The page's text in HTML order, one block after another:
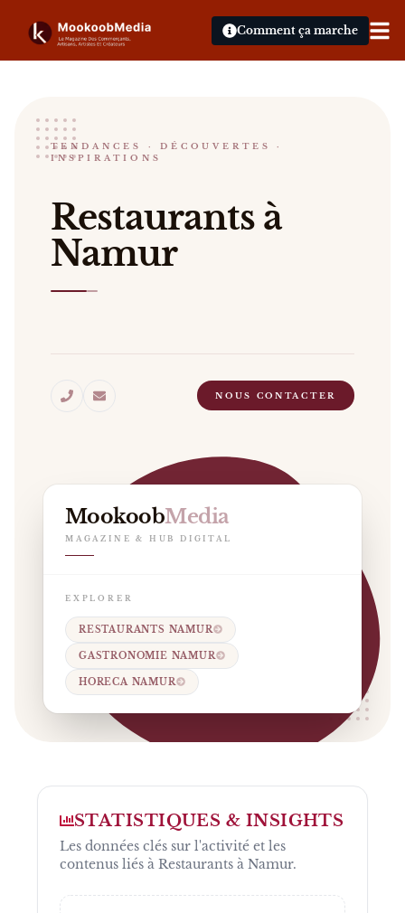
Comment ça marche
Restaurants à Namur
TENDANCES · DÉCOUVERTES ·
INSPIRATIONS
Restaurants à
Namur
NOUS CONTACTER
MookoobMedia
MAGAZINE & HUB DIGITAL
EXPLORER
RESTAURANTS NAMUR
GASTRONOMIE NAMUR
HORECA NAMUR
STATISTIQUES & INSIGHTS
Les données clés sur l'activité et les
contenus liés à Restaurants à Namur.